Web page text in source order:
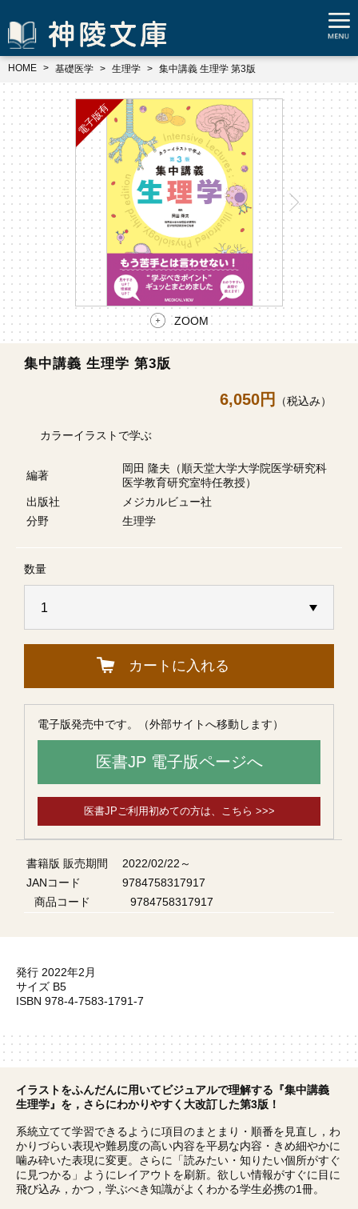
HOME 基礎医学 生理学 集中講義 生理学 第3版
ZOOM
集中講義 生理学 第3版
6,050円 （税込み）
カラーイラストで学ぶ
編著
岡田 隆夫（順天堂大学大学院医学研究科
医学教育研究室特任教授）
出版社
メジカルビュー社
分野
生理学
数量
カートに入れる
電子版発売中です。（外部サイトへ移動します）
医書JP 電子版ページへ
医書JPご利用初めての方は、こちら >>>
書籍版 販売期間
2022/02/22～
JANコード
9784758317917
商品コード
9784758317917
発行 2022年2月
サイズ B5
ISBN 978-4-7583-1791-7
イラストをふんだんに用いてビジュアルで理解する『集中講義
生理学』を，さらにわかりやすく大改訂した第3版！
系統立てて学習できるように項目のまとまり・順番を見直し，わ
かりづらい表現や難易度の高い内容を平易な内容・きめ細やかに
噛み砕いた表現に変更。さらに「読みたい・知りたい個所がすぐ
に見つかる」ようにレイアウトを刷新。欲しい情報がすぐに目に
飛び込み，かつ，学ぶべき知識がよくわかる学生必携の1冊。